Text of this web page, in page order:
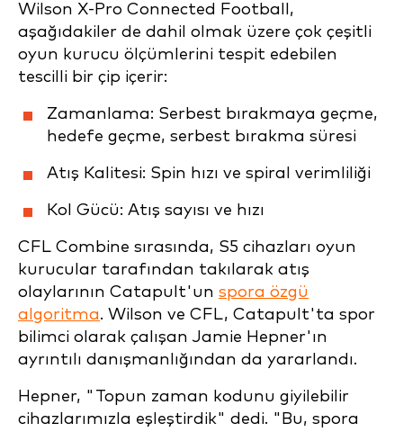
Wilson X-Pro Connected Football,
aşağıdakiler de dahil olmak üzere çok çeşitli
oyun kurucu ölçümlerini tespit edebilen
tescilli bir çip içerir:
Zamanlama: Serbest bırakmaya geçme,
hedefe geçme, serbest bırakma süresi
Atış Kalitesi: Spin hızı ve spiral verimliliği
Kol Gücü: Atış sayısı ve hızı
CFL Combine sırasında, S5 cihazları oyun
kurucular tarafından takılarak atış
olaylarının Catapult'un spora özgü
algoritma. Wilson ve CFL, Catapult'ta spor
bilimci olarak çalışan Jamie Hepner'ın
ayrıntılı danışmanlığından da yararlandı.
Hepner, "Topun zaman kodunu giyilebilir
cihazlarımızla eşleştirdik" dedi. "Bu, spora